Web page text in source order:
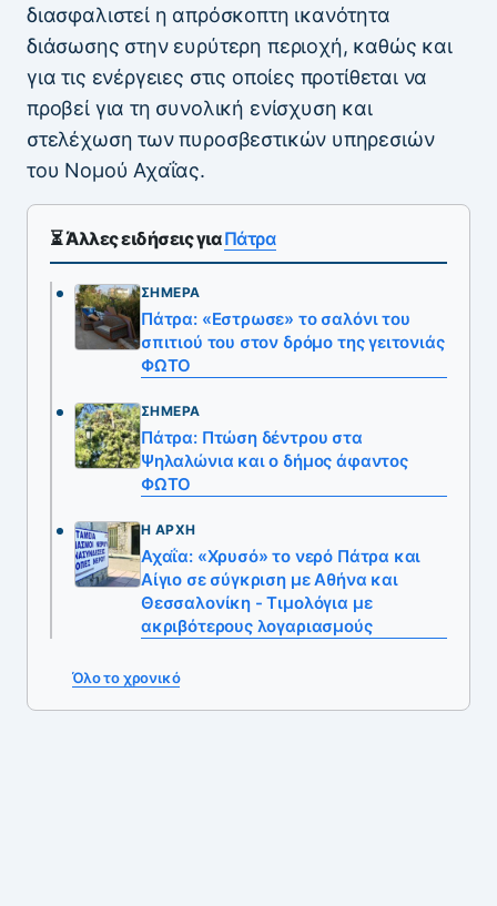
διασφαλιστεί η απρόσκοπτη ικανότητα
διάσωσης στην ευρύτερη περιοχή, καθώς και
για τις ενέργειες στις οποίες προτίθεται να
προβεί για τη συνολική ενίσχυση και
στελέχωση των πυροσβεστικών υπηρεσιών
του Νομού Αχαΐας.
⏳ Άλλες ειδήσεις γιαΠάτρα
ΣΉΜΕΡΑ
Πάτρα: «Εστρωσε» το σαλόνι του
σπιτιού του στον δρόμο της γειτονιάς
ΦΩΤΟ
ΣΉΜΕΡΑ
Πάτρα: Πτώση δέντρου στα
Ψηλαλώνια και ο δήμος άφαντος
ΦΩΤΟ
Η ΑΡΧΉ
Αχαΐα: «Χρυσό» το νερό Πάτρα και
Αίγιο σε σύγκριση με Αθήνα και
Θεσσαλονίκη - Τιμολόγια με
ακριβότερους λογαριασμούς
Όλο το χρονικό